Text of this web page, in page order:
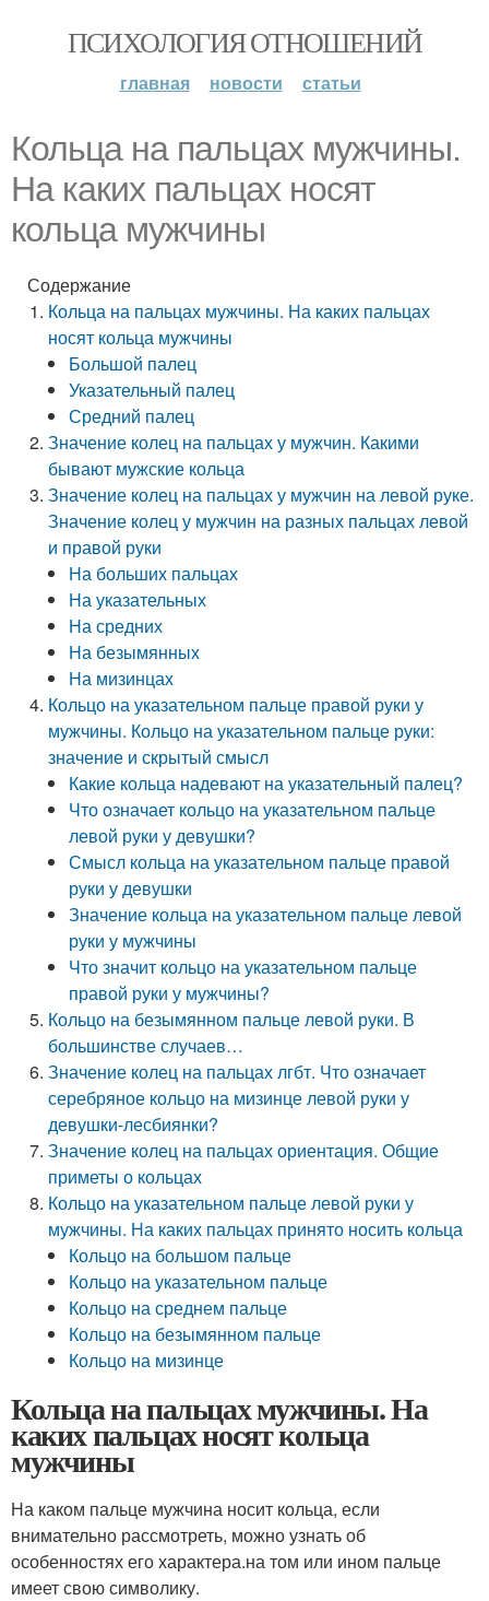
ПСИХОЛОГИЯ ОТНОШЕНИЙ
главная новости статьи
Кольца на пальцах мужчины.
На каких пальцах носят
кольца мужчины
Содержание
Кольца на пальцах мужчины. На каких пальцах
носят кольца мужчины
Большой палец
Указательный палец
Средний палец
Значение колец на пальцах у мужчин. Какими
бывают мужские кольца
Значение колец на пальцах у мужчин на левой руке.
Значение колец у мужчин на разных пальцах левой
и правой руки
На больших пальцах
На указательных
На средних
На безымянных
На мизинцах
Кольцо на указательном пальце правой руки у
мужчины. Кольцо на указательном пальце руки:
значение и скрытый смысл
Какие кольца надевают на указательный палец?
Что означает кольцо на указательном пальце
левой руки у девушки?
Смысл кольца на указательном пальце правой
руки у девушки
Значение кольца на указательном пальце левой
руки у мужчины
Что значит кольцо на указательном пальце
правой руки у мужчины?
Кольцо на безымянном пальце левой руки. В
большинстве случаев…
Значение колец на пальцах лгбт. Что означает
серебряное кольцо на мизинце левой руки у
девушки-лесбиянки?
Значение колец на пальцах ориентация. Общие
приметы о кольцах
Кольцо на указательном пальце левой руки у
мужчины. На каких пальцах принято носить кольца
Кольцо на большом пальце
Кольцо на указательном пальце
Кольцо на среднем пальце
Кольцо на безымянном пальце
Кольцо на мизинце
Кольца на пальцах мужчины. На
каких пальцах носят кольца
мужчины
На каком пальце мужчина носит кольца, если
внимательно рассмотреть, можно узнать об
особенностях его характера.на том или ином пальце
имеет свою символику.